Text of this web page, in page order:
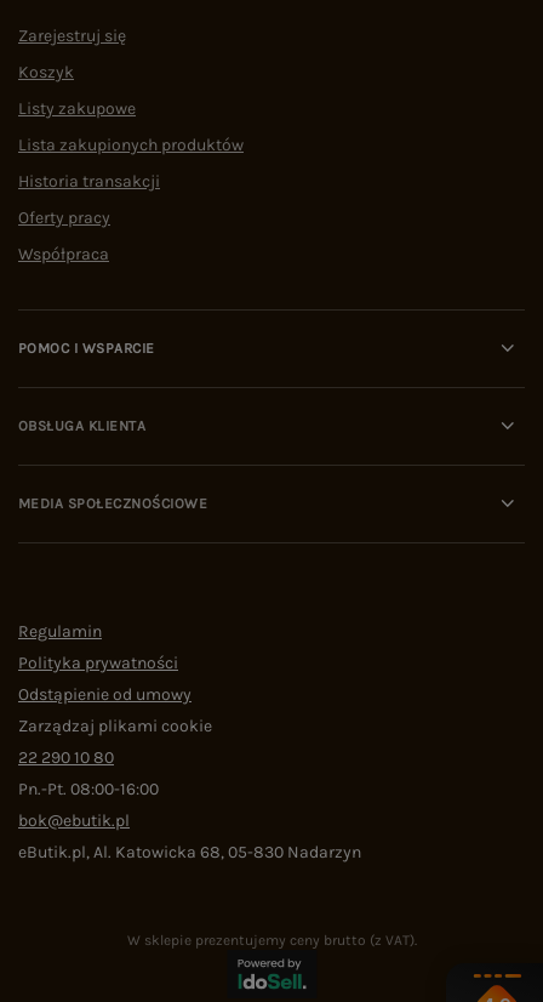
Zarejestruj się
Koszyk
Listy zakupowe
Lista zakupionych produktów
Historia transakcji
Oferty pracy
Współpraca
POMOC I WSPARCIE
OBSŁUGA KLIENTA
MEDIA SPOŁECZNOŚCIOWE
Regulamin
Polityka prywatności
Odstąpienie od umowy
Zarządzaj plikami cookie
22 290 10 80
Pn.-Pt. 08:00-16:00
bok@ebutik.pl
eButik.pl,Al. Katowicka 68,05-830 Nadarzyn
W sklepie prezentujemy ceny brutto (z VAT).